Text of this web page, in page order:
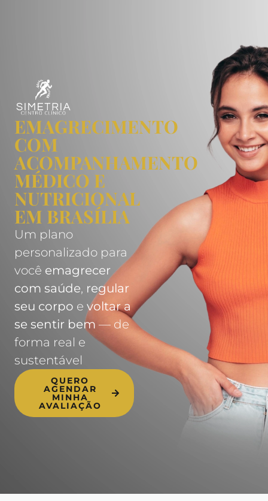
EMAGRECIMENTO
COM
ACOMPANHAMENTO
MÉDICO E
NUTRICIONAL
EM BRASÍLIA
Um plano
personalizado para
você emagrecer
com saúde, regular
seu corpo e voltar a
se sentir bem — de
forma real e
sustentável
QUERO
AGENDAR
MINHA
AVALIAÇÃO